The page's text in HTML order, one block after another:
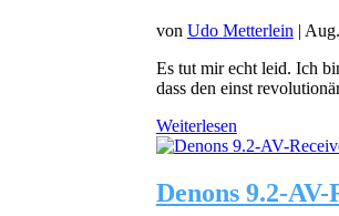
von Udo Metterlein|
Es tut mir echt leid. Ich
dass den einst
Weiterlesen
Denons 9.2-